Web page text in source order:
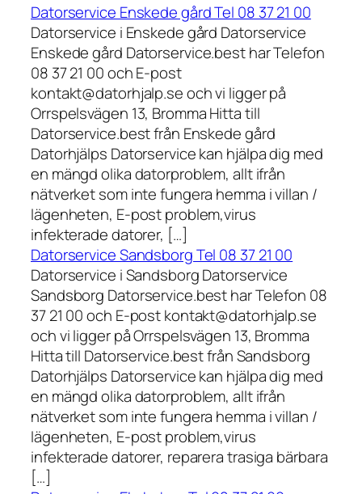
Datorservice Enskede gård Tel 08 37 21 00
Datorservice i Enskede gård Datorservice
Enskede gård Datorservice.best har Telefon
08 37 21 00 och E-post
kontakt@datorhjalp.se och vi ligger på
Orrspelsvägen 13, Bromma Hitta till
Datorservice.best från Enskede gård
Datorhjälps Datorservice kan hjälpa dig med
en mängd olika datorproblem, allt ifrån
nätverket som inte fungera hemma i villan /
lägenheten, E-post problem,virus
infekterade datorer, […]
Datorservice Sandsborg Tel 08 37 21 00
Datorservice i Sandsborg Datorservice
Sandsborg Datorservice.best har Telefon 08
37 21 00 och E-post kontakt@datorhjalp.se
och vi ligger på Orrspelsvägen 13, Bromma
Hitta till Datorservice.best från Sandsborg
Datorhjälps Datorservice kan hjälpa dig med
en mängd olika datorproblem, allt ifrån
nätverket som inte fungera hemma i villan /
lägenheten, E-post problem,virus
infekterade datorer, reparera trasiga bärbara
[…]